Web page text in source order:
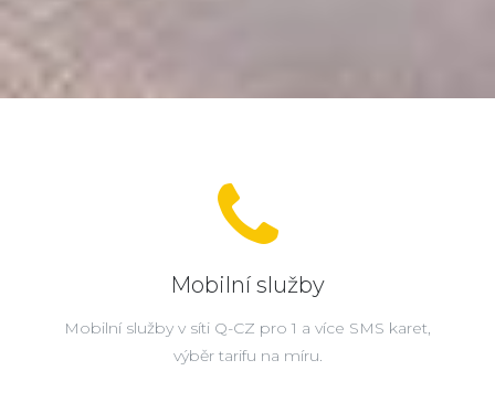
Mobilní služby
Mobilní služby v síti Q-CZ pro 1 a více SMS karet,
výběr tarifu na míru.